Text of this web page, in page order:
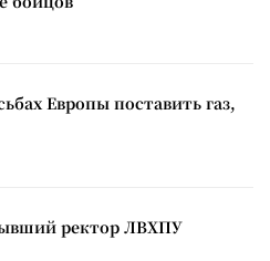
Европы поставить газ,
ректор ЛВХПУ